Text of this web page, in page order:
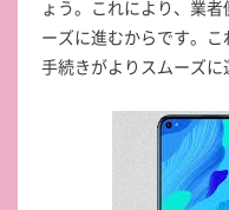
ょう。これにより、業
ーズに進むからです。
手続きがよりスムーズに